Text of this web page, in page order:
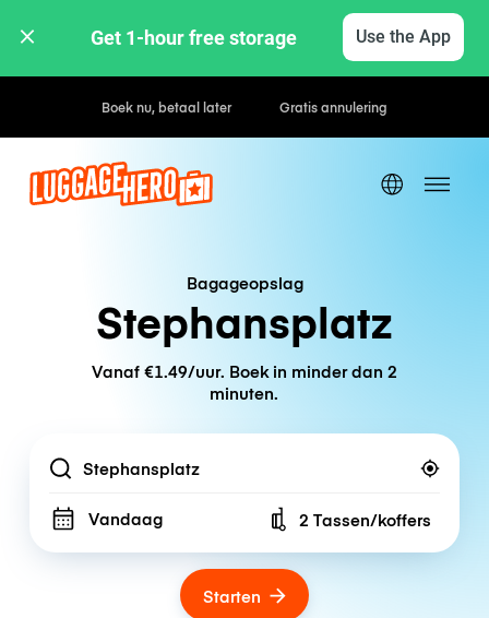
Get 1-hour free storage Use the App
Uur- / dagtarieven
Bagageopslag
Stephansplatz
Vanaf €1.49/uur. Boek in minder dan 2
minuten.
Location
Vandaag Number of bags
2 Tassen/koffers
Starten